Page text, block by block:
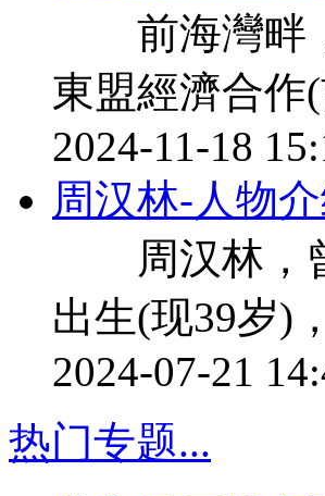
前海灣畔，
東盟經濟合作
2024-11-18
周汉林-人物
周汉林，曾
出生(现39岁)
2024-07-21
热门专题...